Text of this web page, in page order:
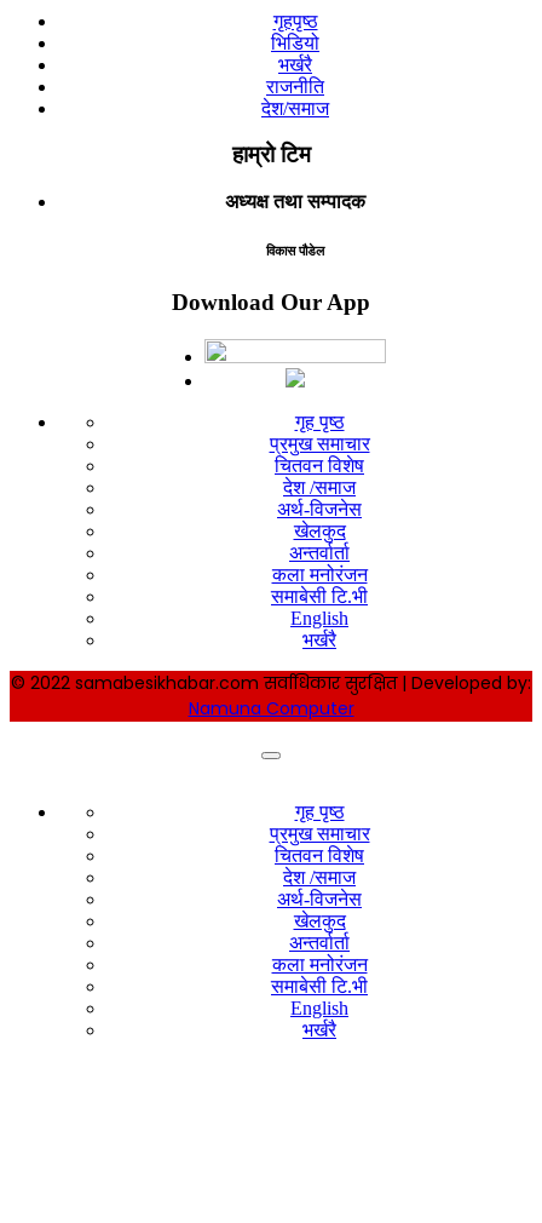
गृहपृष्ठ
भिडियो
भर्खरै
राजनीति
देश/समाज
हाम्रो टिम
अध्यक्ष तथा सम्पादक
विकास पौडेल
Download Our App
गृह पृष्ठ
प्रमुख समाचार
चितवन विशेष
देश /समाज
अर्थ-विजनेस
खेलकुद
अन्तर्वार्ता
कला मनोरंजन
समाबेसी टि.भी
English
भर्खरै
© 2022 samabesikhabar.com सर्वाधिकार सुरक्षित | Developed by:
Namuna Computer
गृह पृष्ठ
प्रमुख समाचार
चितवन विशेष
देश /समाज
अर्थ-विजनेस
खेलकुद
अन्तर्वार्ता
कला मनोरंजन
समाबेसी टि.भी
English
भर्खरै